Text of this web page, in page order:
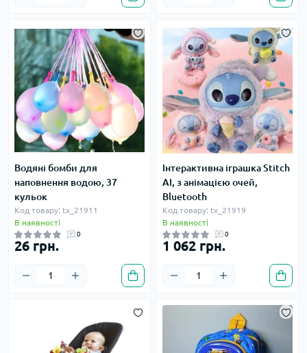
Водяні бомби для
наповнення водою, 37
кульок
Код товару: tx_21911
В наявності
0
26 грн.
Інтерактивна іграшка Stitch
AI, з анімацією очей,
Bluetooth
Код товару: tx_21919
В наявності
0
1 062 грн.